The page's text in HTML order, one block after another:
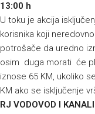
13:00 h
U toku je akcija
korisnika koji
potrošače da uredno
osim duga morati će
iznose 65 KM, ukoliko
KM ako se isključenje
RJ VODOVOD I